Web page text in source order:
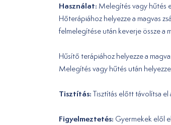
Használat: Melegítés vagy hűtés
Hőterápiához helyezze a magvas
felmelegítése után keverje össze a
Hűsítő terápiához helyezze a
Melegítés vagy hűtés után
Tisztítás: Tisztítás előtt távolítsa
Figyelmeztetés: Gyermekek elől